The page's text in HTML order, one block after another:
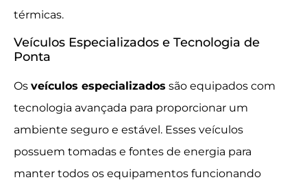
térmicas.
Veículos Especializados e Tecnologia de
Ponta
Os veículos especializados são equipados com
tecnologia avançada para proporcionar um
ambiente seguro e estável. Esses veículos
possuem tomadas e fontes de energia para
manter todos os equipamentos funcionando